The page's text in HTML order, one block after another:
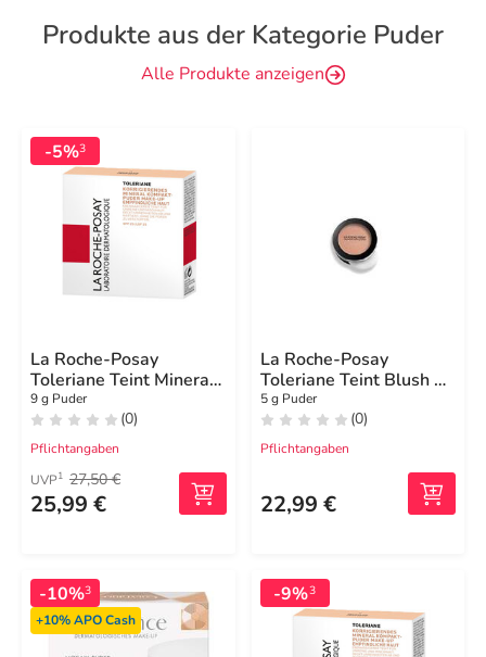
Produkte aus der Kategorie Puder
Alle Produkte anzeigen
-5%3
La Roche-Posay
Toleriane Teint Mineral
Puder 13 Beige Sable
9 g Puder
(0)
Pflichtangaben
UVP1 27,50 €
25,99 €
La Roche-Posay
Toleriane Teint Blush 03
Caramel
5 g Puder
(0)
Pflichtangaben
22,99 €
-10%3
+10%APO Cash
-9%3